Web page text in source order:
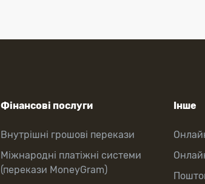
Фінансові послуги
Внутрішні грошові перекази
Міжнародні платіжні системи
(перекази MoneyGram)
Інше